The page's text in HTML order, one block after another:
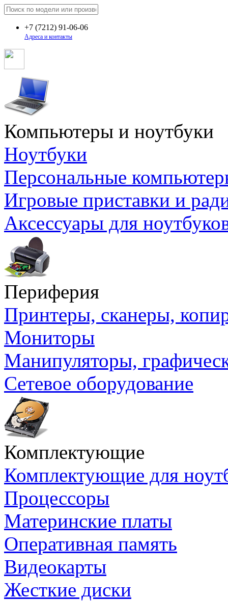
+7 (7212) 91-06-06
Адреса и контакты
Компьютеры и ноутбуки
Ноутбуки
Персональные
Игровые приставки и
Аксессуары для
Периферия
Принтеры, сканеры,
Мониторы
Манипуляторы,
Сетевое оборудование
Комплектующие
Комплектующие для
Процессоры
Материнские платы
Оперативная память
Видеокарты
Жесткие диски